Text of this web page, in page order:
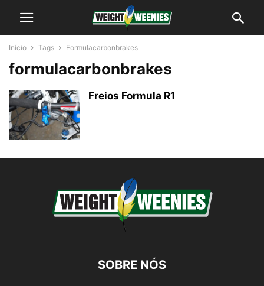
Início Tags Formulacarbonbrakes
formulacarbonbrakes
Freios Formula R1
SOBRE NÓS